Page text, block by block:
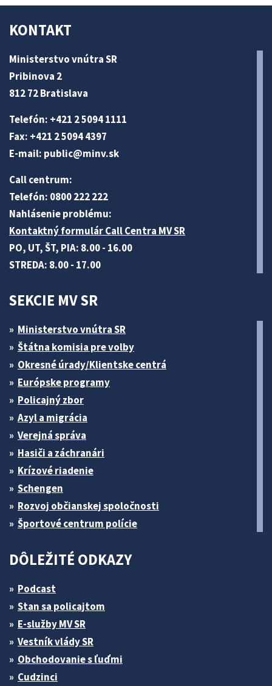
KONTAKT
Ministerstvo vnútra SR
Pribinova 2
812 72 Bratislava
Telefón: +421 2 5094 1111
Fax: +421 2 5094 4397
E-mail: public@minv.sk
Call centrum:
Telefón: 0800 222 222
Nahlásenie problému:
Kontaktný formulár Call Centra MV SR
PO, UT, ŠT, PIA: 8.00 - 16.00
STREDA: 8.00 - 17.00
SEKCIE MV SR
Ministerstvo vnútra SR
Štátna komisia pre volby
Okresné úrady/Klientske centrá
Európske programy
Policajný zbor
Azyl a migrácia
Verejná správa
Hasiči a záchranári
Krízové riadenie
Schengen
Rozvoj občianskej spoločnosti
Športové centrum polície
DÔLEŽITÉ ODKAZY
Podcast
Stan sa policajtom
E-služby MV SR
Vestník vlády SR
Obchodovanie s ľuďmi
Cudzinci